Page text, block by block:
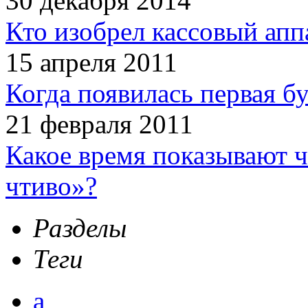
Кто изобрел кассовый
15 апреля 2011
Когда появилась первая
21 февраля 2011
Какое время показывают
чтиво»?
Разделы
Теги
а